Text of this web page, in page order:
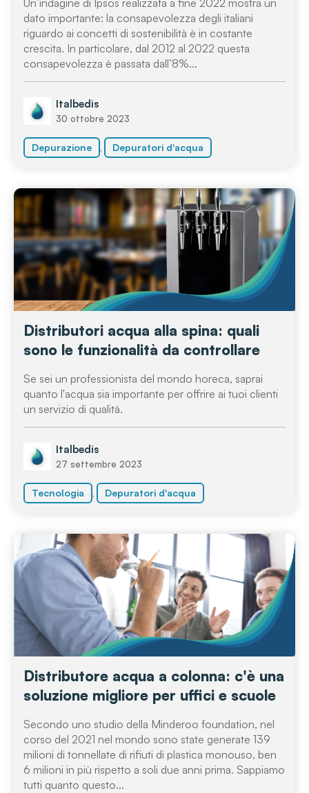
Un’indagine di Ipsos realizzata a fine 2022 mostra un
dato importante: la consapevolezza degli italiani
riguardo ai concetti di sostenibilità è in costante
crescita. In particolare, dal 2012 al 2022 questa
consapevolezza è passata dall’8%...
Italbedis
30 ottobre 2023
Depurazione , Depuratori d'acqua
Distributori acqua alla spina: quali
sono le funzionalità da controllare
Se sei un professionista del mondo horeca, saprai
quanto l'acqua sia importante per offrire ai tuoi clienti
un servizio di qualità.
Italbedis
27 settembre 2023
Tecnologia , Depuratori d'acqua
Distributore acqua a colonna: c'è una
soluzione migliore per uffici e scuole
Secondo uno studio della Minderoo foundation, nel
corso del 2021 nel mondo sono state generate 139
milioni di tonnellate di rifiuti di plastica monouso, ben
6 milioni in più rispetto a soli due anni prima. Sappiamo
tutti quanto questo...